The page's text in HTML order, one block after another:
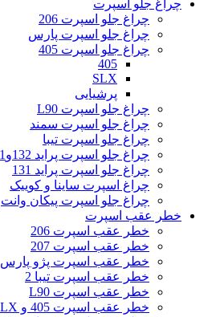
چراغ جلو اسپرت
چراغ جلو اسپرت 206
چراغ جلو اسپرت پارس
چراغ جلو اسپرت 405
405
SLX
پرشیایی
چراغ جلو اسپرت L90
چراغ جلو اسپرت سمند
چراغ جلو اسپرت تیبا
چراغ جلو اسپرت پراید 132و111
چراغ جلو اسپرت پراید 131
چراغ اسپرت ساینا و کوییک
چراغ جلو اسپرت پیکان وانت
خطر عقب اسپرت
خطر عقب اسپرت 206
خطر عقب اسپرت 207
خطر عقب اسپرت پژو پارس
خطر عقب اسپرت تیبا 2
خطر عقب اسپرت L90
خطر عقب اسپرت 405 و SLX